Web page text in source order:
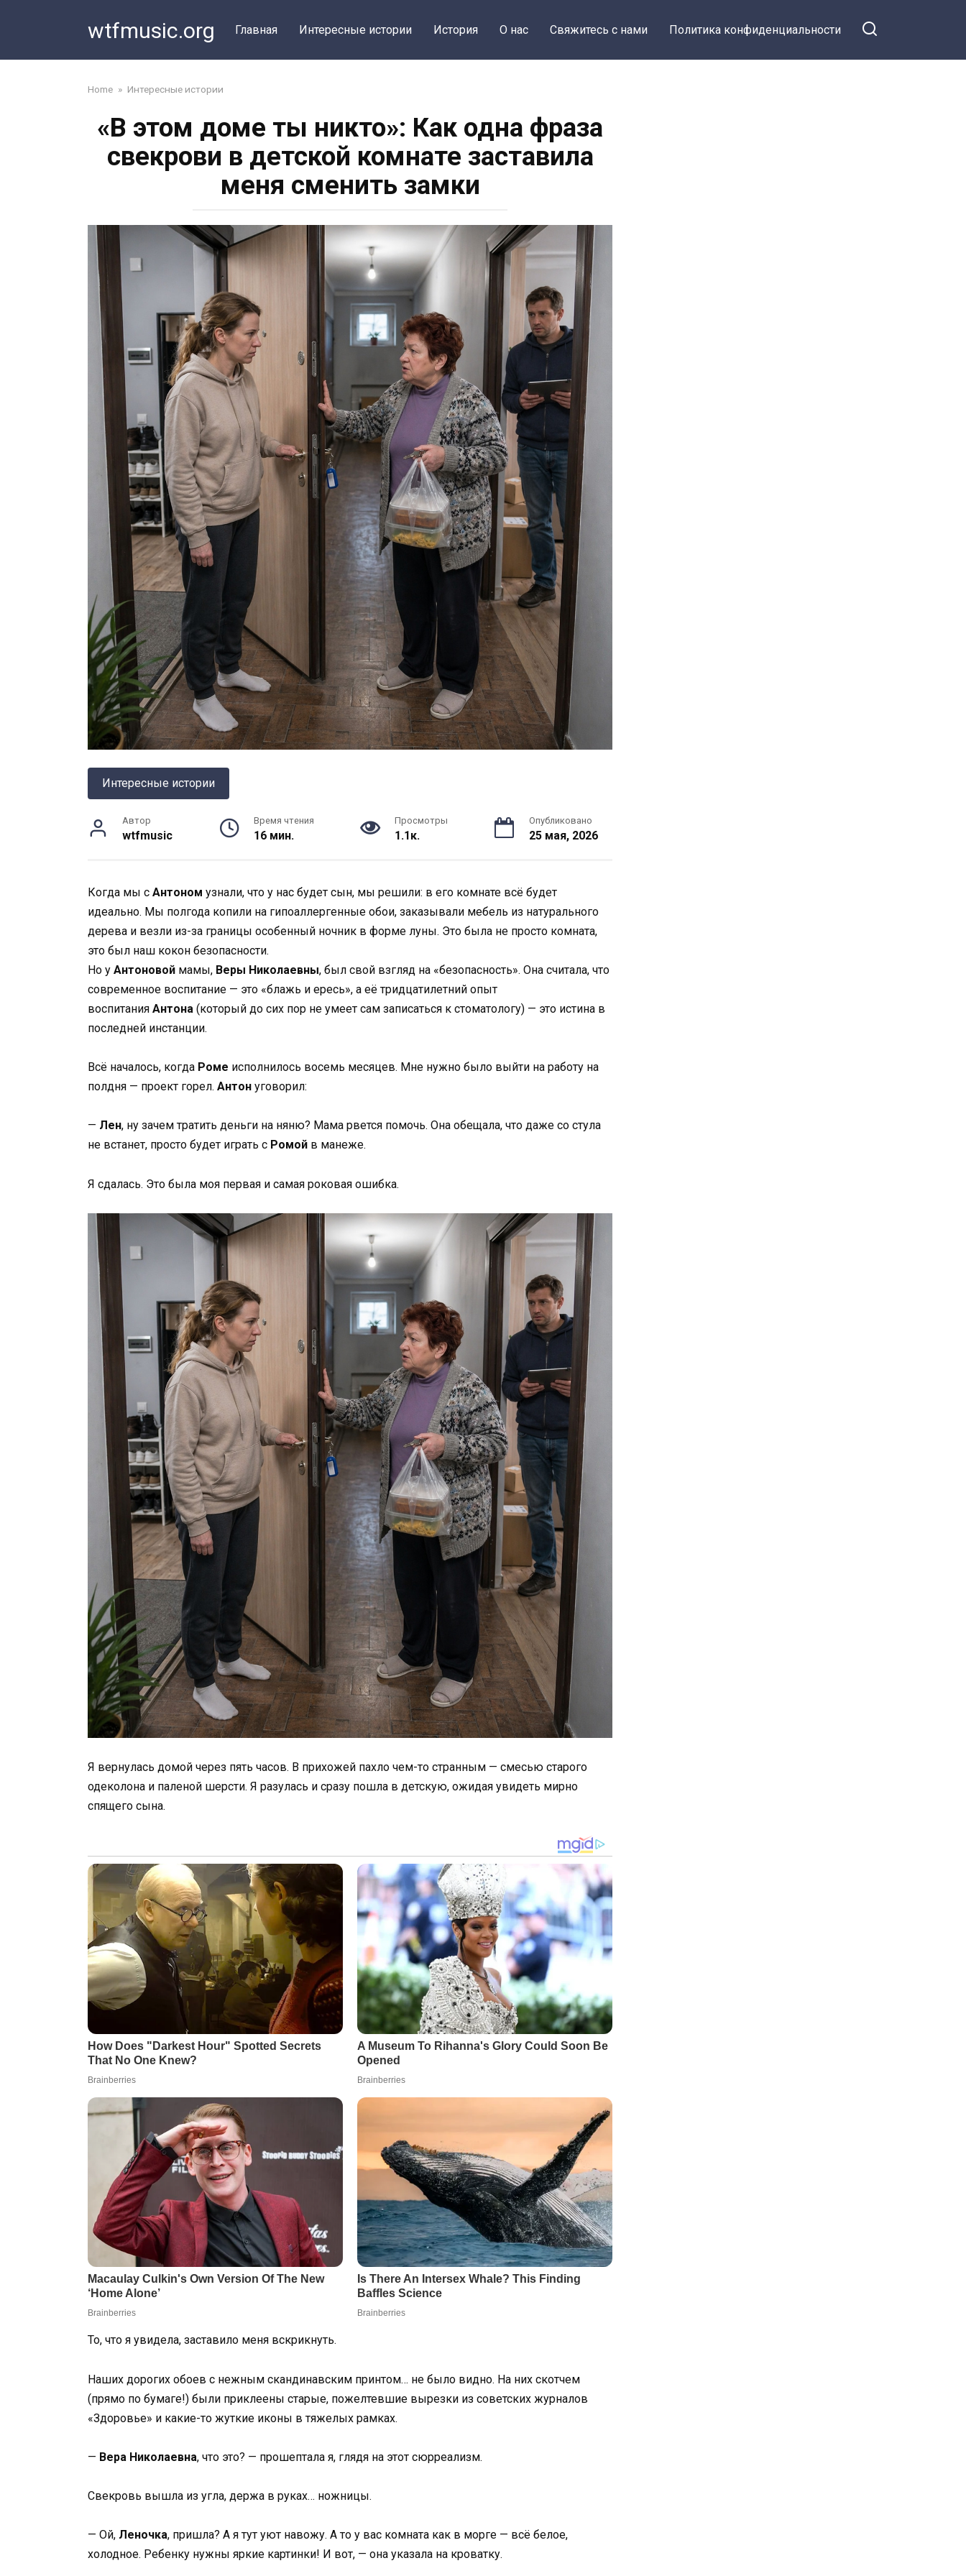
wtfmusic.org Главная Интересные истории История О нас Свяжитесь с нами Политика конфиденциальности
Home » Интересные истории
«В этом доме ты никто»: Как одна фраза
свекрови в детской комнате заставила
меня сменить замки
Интересные истории
Автор
wtfmusic
Время чтения
16 мин.
Просмотры
1.1к.
Опубликовано
25 мая, 2026
Когда мы с Антоном узнали, что у нас будет сын, мы решили: в его комнате всё будет
идеально. Мы полгода копили на гипоаллергенные обои, заказывали мебель из натурального
дерева и везли из-за границы особенный ночник в форме луны. Это была не просто комната,
это был наш кокон безопасности.
Но у Антоновой мамы, Веры Николаевны, был свой взгляд на «безопасность». Она считала, что
современное воспитание — это «блажь и ересь», а её тридцатилетний опыт
воспитания Антона (который до сих пор не умеет сам записаться к стоматологу) — это истина в
последней инстанции.
Всё началось, когда Роме исполнилось восемь месяцев. Мне нужно было выйти на работу на
полдня — проект горел. Антон уговорил:
— Лен, ну зачем тратить деньги на няню? Мама рвется помочь. Она обещала, что даже со стула
не встанет, просто будет играть с Ромой в манеже.
Я сдалась. Это была моя первая и самая роковая ошибка.
Я вернулась домой через пять часов. В прихожей пахло чем-то странным — смесью старого
одеколона и паленой шерсти. Я разулась и сразу пошла в детскую, ожидая увидеть мирно
спящего сына.
То, что я увидела, заставило меня вскрикнуть.
Наших дорогих обоев с нежным скандинавским принтом… не было видно. На них скотчем
(прямо по бумаге!) были приклеены старые, пожелтевшие вырезки из советских журналов
«Здоровье» и какие-то жуткие иконы в тяжелых рамках.
— Вера Николаевна, что это? — прошептала я, глядя на этот сюрреализм.
Свекровь вышла из угла, держа в руках… ножницы.
— Ой, Леночка, пришла? А я тут уют навожу. А то у вас комната как в морге — всё белое,
холодное. Ребенку нужны яркие картинки! И вот, — она указала на кроватку.